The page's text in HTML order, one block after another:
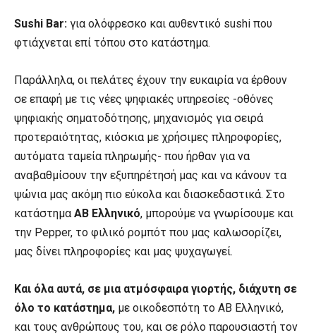
Sushi Bar: για ολόφρεσκο και αυθεντικό sushi που
φτιάχνεται επί τόπου στο κατάστημα.
Παράλληλα, οι πελάτες έχουν την ευκαιρία να έρθουν
σε επαφή με τις νέες ψηφιακές υπηρεσίες -οθόνες
ψηφιακής σηματοδότησης, μηχανισμός για σειρά
προτεραιότητας, κιόσκια με χρήσιμες πληροφορίες,
αυτόματα ταμεία πληρωμής- που ήρθαν για να
αναβαθμίσουν την εξυπηρέτησή μας και να κάνουν τα
ψώνια μας ακόμη πιο εύκολα και διασκεδαστικά. Στο
κατάστημα ΑΒ Ελληνικό, μπορούμε να γνωρίσουμε και
την Pepper, το φιλικό ρομπότ που μας καλωσορίζει,
μας δίνει πληροφορίες και μας ψυχαγωγεί.
Και όλα αυτά, σε μια ατμόσφαιρα γιορτής, διάχυτη σε
όλο το κατάστημα, με οικοδεσπότη το ΑΒ Ελληνικό,
και τους ανθρώπους του, και σε ρόλο παρουσιαστή τον